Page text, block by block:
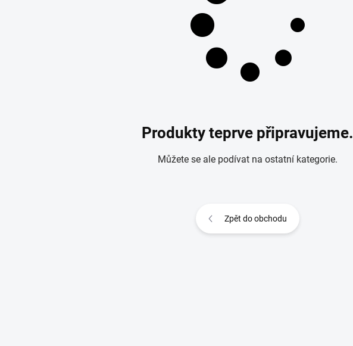
Produkty teprve připravujeme.
Můžete se ale podívat na ostatní kategorie.
Zpět do obchodu